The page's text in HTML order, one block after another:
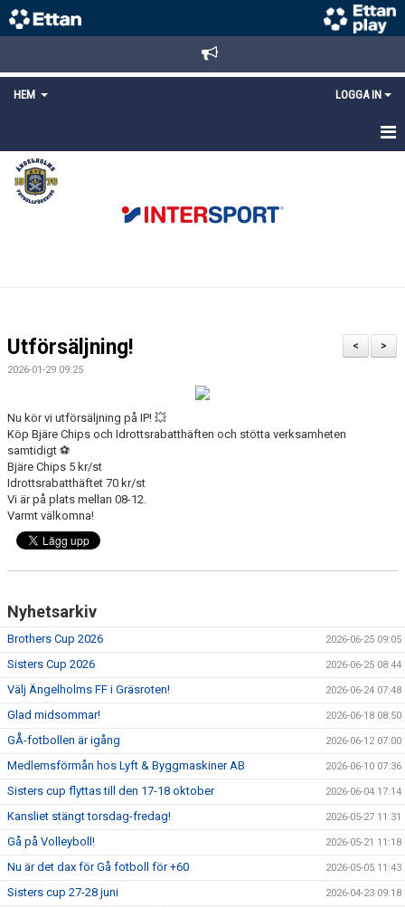
HEM LOGGA IN
STARTSIDA
NYHETER
LÄNKAR
MEDLEMS OCH TRÄNINGSAVGIFTER
>
<
Utförsäljning!
2026-01-29 09:25
Nu kör vi utförsäljning på IP! 💥
Köp Bjäre Chips och Idrottsrabatthäften och stötta verksamheten
samtidigt ⚽
Bjäre Chips 5 kr/st
Idrottsrabatthäftet 70 kr/st
Vi är på plats mellan 08-12.
Varmt välkomna!
Nyhetsarkiv
Brothers Cup 2026 2026-06-25 09:05
Sisters Cup 2026 2026-06-25 08:44
Välj Ängelholms FF i Gräsroten! 2026-06-24 07:48
Glad midsommar! 2026-06-18 08:50
GÅ-fotbollen är igång 2026-06-12 07:00
Medlemsförmån hos Lyft & Byggmaskiner AB 2026-06-10 07:36
Sisters cup flyttas till den 17-18 oktober 2026-06-04 17:14
Kansliet stängt torsdag-fredag! 2026-05-27 11:31
Gå på Volleyboll! 2026-05-21 11:18
Nu är det dax för Gå fotboll för +60 2026-05-05 11:43
Sisters cup 27-28 juni 2026-04-23 09:18